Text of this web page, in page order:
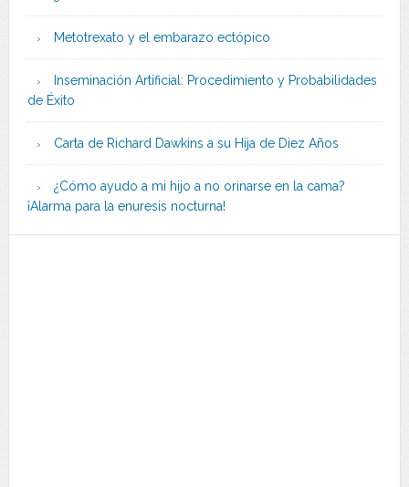
Metotrexato y el embarazo ectópico
Inseminación Artificial: Procedimiento y Probabilidades
de Éxito
Carta de Richard Dawkins a su Hija de Diez Años
¿Cómo ayudo a mi hijo a no orinarse en la cama?
¡Alarma para la enuresis nocturna!